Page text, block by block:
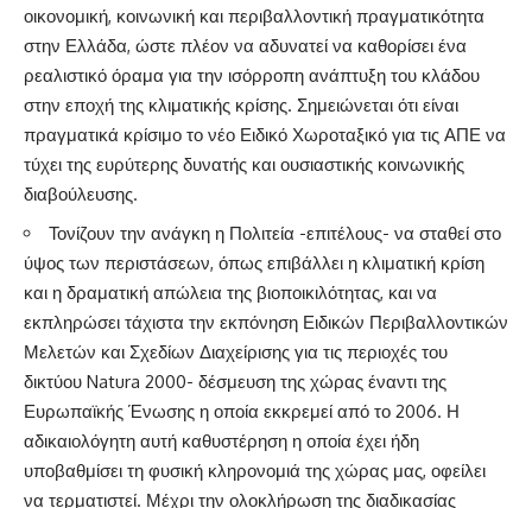
οικονομική, κοινωνική και περιβαλλοντική πραγματικότητα
στην Ελλάδα, ώστε πλέον να αδυνατεί να καθορίσει ένα
ρεαλιστικό όραμα για την ισόρροπη ανάπτυξη του κλάδου
στην εποχή της κλιματικής κρίσης. Σημειώνεται ότι είναι
πραγματικά κρίσιμο το νέο Ειδικό Χωροταξικό για τις ΑΠΕ να
τύχει της ευρύτερης δυνατής και ουσιαστικής κοινωνικής
διαβούλευσης.
Τονίζουν την ανάγκη η Πολιτεία -επιτέλους- να σταθεί στο
ύψος των περιστάσεων, όπως επιβάλλει η κλιματική κρίση
και η δραματική απώλεια της βιοποικιλότητας, και να
εκπληρώσει τάχιστα την εκπόνηση Ειδικών Περιβαλλοντικών
Μελετών και Σχεδίων Διαχείρισης για τις περιοχές του
δικτύου Natura 2000- δέσμευση της χώρας έναντι της
Ευρωπαϊκής Ένωσης η οποία εκκρεμεί από το 2006. Η
αδικαιολόγητη αυτή καθυστέρηση η οποία έχει ήδη
υποβαθμίσει τη φυσική κληρονομιά της χώρας μας, οφείλει
να τερματιστεί. Μέχρι την ολοκλήρωση της διαδικασίας